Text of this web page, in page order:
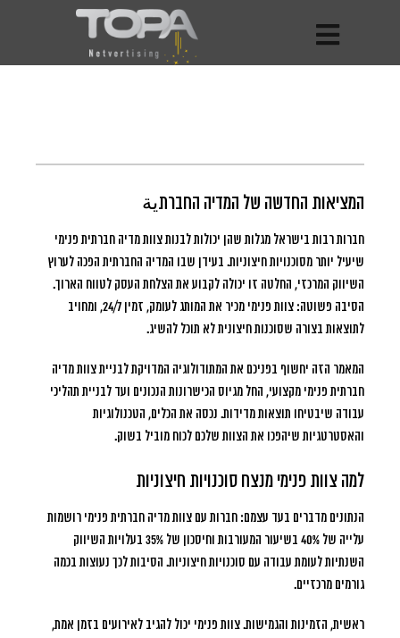
המציאות החדשה של המדיה החברתية
חברות רבות בישראל מגלות שהן יכולות לבנות צוות מדיה חברתית פנימי
שיעיל יותר מסוכנויות חיצוניות. בעידן שבו המדיה החברתית הפכה לערוץ
השיווק המרכזי, החלטה זו יכולה לקבוע את הצלחת העסק לטווח הארוך.
הסיבה פשוטה: צוות פנימי מכיר את המותג לעומק, זמין 24/7, ומחויב
לתוצאות בצורה שסוכנות חיצונית לא תוכל להשיג.
המאמר הזה יחשוף בפניכם את המתודולוגיה המדויקת לבניית צוות מדיה
חברתית פנימי מקצועי, החל מגיוס הכישרונות הנכונים ועד לבניית תהליכי
עבודה שיבטיחו תוצאות מדידות. נכסה את הכלים, הטכנולוגיות
והאסטרטגיות שיהפכו את הצוות שלכם לכוח מוביל בשוק.
למה צוות פנימי מנצח סוכנויות חיצוניות
הנתונים מדברים בעד עצמם: חברות עם צוות מדיה חברתית פנימי רושמות
עלייה של 40% בשיעור המעורבות
ו
חיסכון של 35% בעלויות השיווק
השנתיותלעומת עבודה עם סוכנויות חיצוניות. הסיבות לכך נעוצות בכמה
גורמים מרכזיים.
ראשית, הזמינות והגמישות. צוות פנימי יכול להגיב לאירועים בזמן אמת,